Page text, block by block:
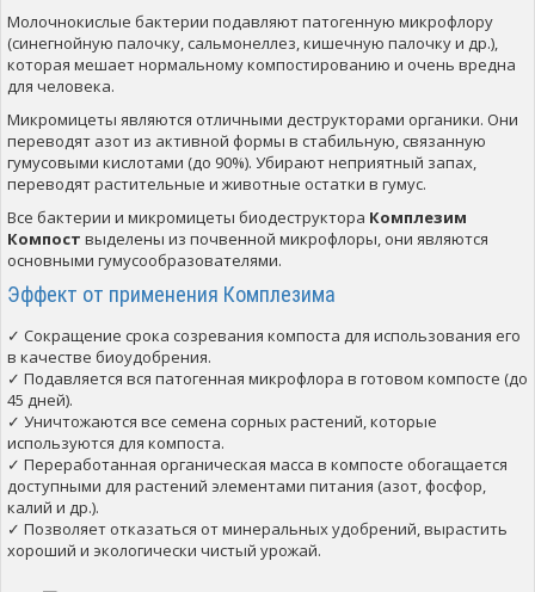
Молочнокислые бактерии подавляют патогенную микрофлору
(синегнойную палочку, сальмонеллез, кишечную палочку и др.),
которая мешает нормальному компостированию и очень вредна
для человека.
Микромицеты являются отличными деструкторами органики. Они
переводят азот из активной формы в стабильную, связанную
гумусовыми кислотами (до 90%). Убирают неприятный запах,
переводят растительные и животные остатки в гумус.
Все бактерии и микромицеты биодеструктора Комплезим
Компост выделены из почвенной микрофлоры, они являются
основными гумусообразователями.
Эффект от применения Комплезима
✓ Сокращение срока созревания компоста для использования его
в качестве биоудобрения.
✓ Подавляется вся патогенная микрофлора в готовом компосте (до
45 дней).
✓ Уничтожаются все семена сорных растений, которые
используются для компоста.
✓ Переработанная органическая масса в компосте обогащается
доступными для растений элементами питания (азот, фосфор,
калий и др.).
✓ Позволяет отказаться от минеральных удобрений, вырастить
хороший и экологически чистый урожай.